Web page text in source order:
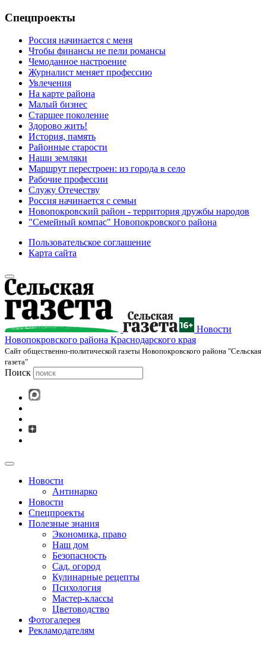
Спецпроекты
Россия начинается с меня
Чтобы финансы не пели романсы
Чемоданное настроение
Журналист меняет профессию
Увлечения
На карте района
Малый бизнес
Старшее поколение
Здорово жить!
История, память
Районные старости
Наши земляки
Маршрут перестроен: из города в село
Рабочие профессии
Служу Отечеству
Россия начинается с семьи
Новопокровский район - территория дружбы народов
"Семейный компас" Новопокровского района
Пользовательское соглашение
Карта сайта
Новости
Новопокровского района Краснодарского края
Cайт общественно-политической газеты Новопокровского района "Сельская
газета"
Поиск
Новости
Антинарко
Новости
Спецпроекты
Полезные знания
Экономика, право
Наш дом
Безопасность
Сад, огород
Кулинарные рецепты
Психология
Мастер-классы
Цветоводство
Фотогалерея
Рекламодателям